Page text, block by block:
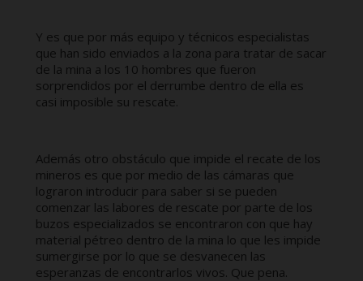
Y es que por más equipo y técnicos especialistas
que han sido enviados a la zona para tratar de sacar
de la mina a los 10 hombres que fueron
sorprendidos por el derrumbe dentro de ella es
casi imposible su rescate.
Además otro obstáculo que impide el recate de los
mineros es que por medio de las cámaras que
lograron introducir para saber si se pueden
comenzar las labores de rescate por parte de los
buzos especializados se encontraron con que hay
material pétreo dentro de la mina lo que les impide
sumergirse por lo que se desvanecen las
esperanzas de encontrarlos vivos. Que pena.